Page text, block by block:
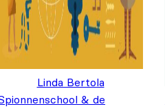
Linda Bertola
& de